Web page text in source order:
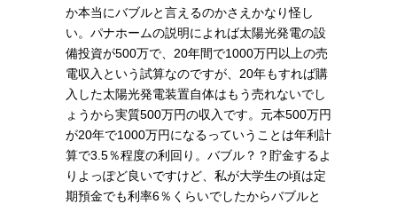
か本当にバブルと言えるのかさえかなり怪し
い。パナホームの説明によれば太陽光発電の設
備投資が500万で、20年間で1000万円以上の売
電収入という試算なのですが、20年もすれば購
入した太陽光発電装置自体はもう売れないでし
ょうから実質500万円の収入です。元本500万円
が20年で1000万円になるっていうことは年利計
算で3.5％程度の利回り。バブル？？貯金するよ
りよっぽど良いですけど、私が大学生の頃は定
期預金でも利率6％くらいでしたからバブルと